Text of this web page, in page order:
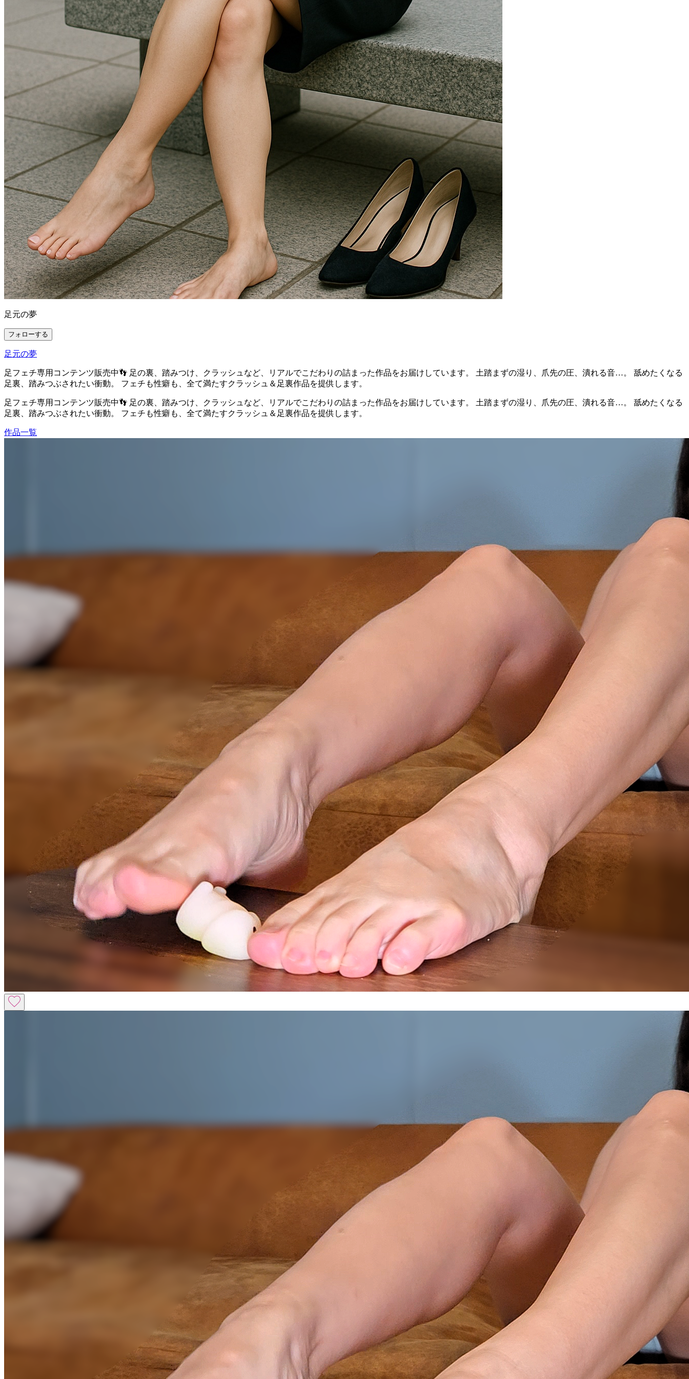
足元の夢
フォローする
足元の夢
足フェチ専用コンテンツ販売中👣 足の裏、踏みつけ、クラッシュなど、リアルでこだわりの詰まった作品をお届けしています。 土踏まずの湿り、爪先の圧、潰れる音…。 舐めたくなる
足裏、踏みつぶされたい衝動。 フェチも性癖も、全て満たすクラッシュ＆足裏作品を提供します。
足フェチ専用コンテンツ販売中👣 足の裏、踏みつけ、クラッシュなど、リアルでこだわりの詰まった作品をお届けしています。 土踏まずの湿り、爪先の圧、潰れる音…。 舐めたくなる
足裏、踏みつぶされたい衝動。 フェチも性癖も、全て満たすクラッシュ＆足裏作品を提供します。
作品一覧